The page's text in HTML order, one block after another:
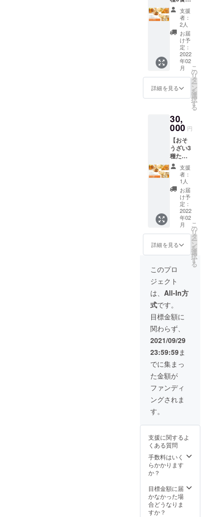
さい
（午前
中/14-
時/16-
時/18-
時/19-
21時か
択） ※
その他
欄へご
記入く
ださ
い。
届けと
なりま
す。 ※
クール
便でお
届けい
たしま
す。 ※
送料込
みの金
額で
がある
場合は
備考欄
にお書
きくだ
さい
（午前
中/14-
時/16-
時/18-
時/19-
21時か
択） ※
その他
は備考
欄へご
記入く
ださ
チュー
をそれ
ぞれ4人
分×1回
お届け
する
コース
です。
ひとり
暮らし
でも在
や、
ファミ
リーで
一度お
試しし
たい方
には
もって
こいの
お得な
パック
です。
さら
に！感
謝の気
持ちを
込め
『特製
トポテ
ト』を
おつけ
いたし
ます。
※銚子産
キャベ
ツの入
によ
り、
2022年
2月のお
届けと
なりま
す。 ※
届けい
たしま
す。 ※
送料込
みの金
額で
間指定
がある
場合は
ファミ
リー
パック
＋感謝
の品】
ロール
キャベ
ツ、メ
ンチカ
ツ、ク
リーム
シ
チュー
ぞれ6人
分お届
けする
コース
です。
ご家族
でしっ
かり食
べたい
方にオ
ススメ
のパッ
クで
す。 さ
らに！
感謝の
気持ち
作品
『特製
スイー
トポテ
ト』を
おつけ
いたし
ます。
※銚子産
キャベ
ツの入
荷事情
によ
り、
2022年
2月のお
届けと
なりま
便でお
届けい
たしま
す。 ※
送料込
みの金
配達時
間指定
がある
支援
者：
2人
お届
け予
定：
2022
年02
月
詳細を見る
こ
の
リ
タ
ー
ン
を
選
択
す
る
30,
000 円
【おそ
うざい3
種たっ
ぷり12
食コー
ス＋感
謝の
品】
ロール
キャベ
ツ、メ
ンチカ
ツ、ク
リーム
シ
チュー
をそれ
ぞれ12
人分を
お届け
する
コース
です。
大勢で
しっか
りお楽
しみい
ただけ
るたっ
ぷり
入った
パック
です。
ご家族
集ま
人との
ホーム
パー
ティー
など、
るおも
てなし
にも便
利な
支援
者：
1人
お届
け予
定：
2022
年02
月
詳細を見る
こ
の
リ
タ
ー
ン
を
選
択
す
る
このプロ
ジェクト
は、 All-In方
式です。
目標金額に
関わらず、
2021/09/29
23:59:59ま
でに集まっ
た金額が
ファンディ
ングされま
す。
支援に関するよ
くある質問
手数料はいく
らかかります
か？
目標金額に届
かなかった場
合どうなりま
すか？